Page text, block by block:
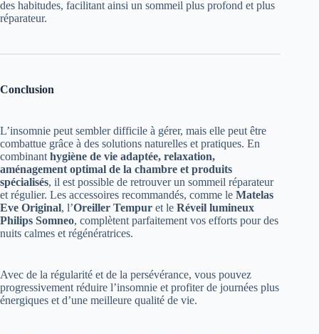
des habitudes, facilitant ainsi un sommeil plus profond et plus
réparateur.
Conclusion
L’insomnie peut sembler difficile à gérer, mais elle peut être
combattue grâce à des solutions naturelles et pratiques. En
combinant hygiène de vie adaptée, relaxation,
aménagement optimal de la chambre et produits
spécialisés, il est possible de retrouver un sommeil réparateur
et régulier. Les accessoires recommandés, comme le Matelas
Eve Original, l’Oreiller Tempur et le Réveil lumineux
Philips Somneo, complètent parfaitement vos efforts pour des
nuits calmes et régénératrices.
Avec de la régularité et de la persévérance, vous pouvez
progressivement réduire l’insomnie et profiter de journées plus
énergiques et d’une meilleure qualité de vie.